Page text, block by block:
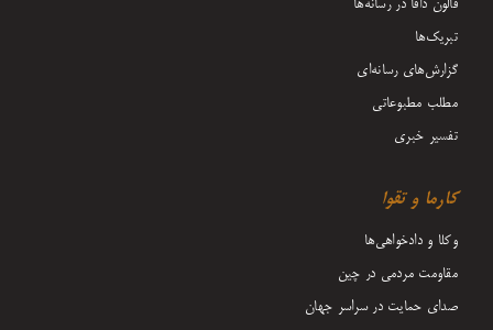
فالون دافا در رسانه‌ها
تبریک‌ها
گزارش‌های رسانه‌ای
مطلب مطبوعاتی
تفسیر خبری
کارما و تقوا
وکلا و دادخواهی‌ها
مقاومت مردمی در چین
صدای حمایت در سراسر جهان